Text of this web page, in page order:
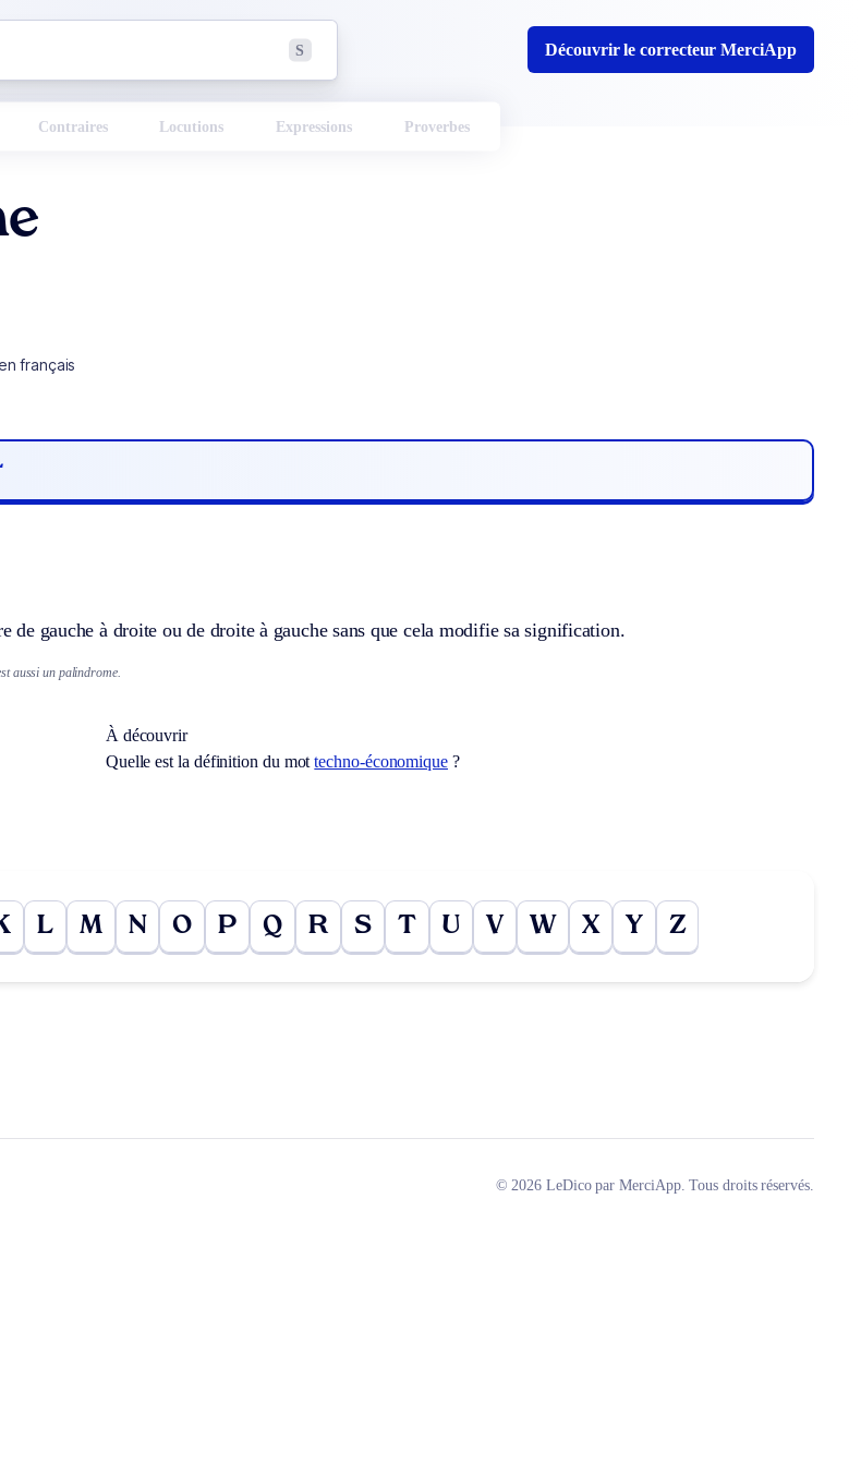
S Découvrir le correcteur MerciApp
Contraires Locutions Expressions Proverbes
français
de gauche à droite ou de droite à gauche sans que cela modifie sa signification.
aussi un palindrome.
À découvrir
Quelle est la définition du mottechno-économique?
L M N O P Q R S T U V W X Y Z
© 2026 LeDico par MerciApp. Tous droits réservés.